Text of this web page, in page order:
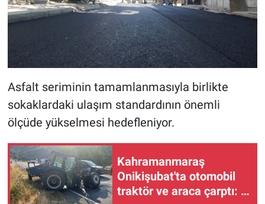
Asfalt seriminin tamamlanmasıyla birlikte
sokaklardaki ulaşım standardının önemli
ölçüde yükselmesi hedefleniyor.
Kahramanmaraş
Onikişubat'ta otomobil
traktör ve araca çarptı: 3